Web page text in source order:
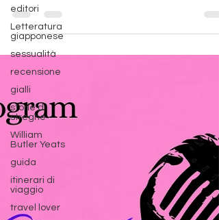
editori
Letteratura
giapponese
sessualità
recensione
gialli
storie di
streghe
William
Butler Yeats
guida
itinerari di
viaggio
travel lover
end? Il mio è stato interessante e molto
rilassante....